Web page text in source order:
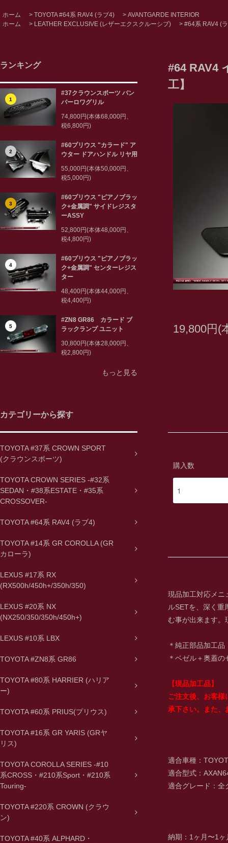
ホーム > TOYOTA #64系 RAV4 (ラブ4) > AVANTGARDE INTERIOR
ホーム
> LEATHER EXCLUSIVE (レザーエクスクルーシブ) > #64系 RAV4 (
ランキング
1
#37クラウンスポーツ バン
パーロワグリル
74,800円(本体68,000円、
税6,800円)
2
#60プリウス "カラード" ア
ウター ドアハンドル リヤ用
55,000円(本体50,000円、
税5,000円)
3
#60プリウス "ピアノブラッ
ク+金属調" サイドレジスタ
ーASSY
52,800円(本体48,000円、
税4,800円)
4
#60プリウス "ピアノブラッ
ク+金属調" センターレジス
ター
48,400円(本体44,000円、
税4,400円)
5
#ZN8 GR86 カラード ブ
ラックランプ ユニット
30,800円(本体28,000円、
税2,800円)
もっと見る
カテゴリーから探す
TOYOTA #37系 CROWN SPORT
(クラウンスポーツ)
TOYOTA CROWN SERIES -#32系
SEDAN・#38系ESTATE・#35系
CROSSOVER-
TOYOTA #64系 RAV4 (ラブ4)
TOYOTA #14系 GR COROLLA (GR
カローラ)
LEXUS #17系 RX
(RX500h/450h+/350h/350)
LEXUS #20系 NX
(NX250/350/350h/450h+)
LEXUS #10系 LBX
TOYOTA #ZN8系 GR86
TOYOTA #80系 HARRIER (ハリア
ー)
TOYOTA #60系 PRIUS(プリウス)
TOYOTA #16系 GR YARIS (GRヤ
リス)
TOYOTA COROLLA SERIES -#10
系CROSS・#210系Sport・#210系
Touring-
TOYOTA #220系 CROWN (クラウ
ン)
TOYOTA #40系 ALPHARD・
#64 RAV4
工】
19,800円(
購入数
現品加工対応メニ
ルSETを、深く重
む事が出来ます。
＊純正部品加工品
＊ベゼル＋奥蓋
【現品加工品】
ご注文後、お客様
承下さい。また、
適合車種：
適合型式：
適合グレード：全
納期：1ヶ月〜1ヶ